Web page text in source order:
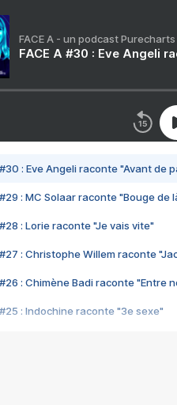
FACE A - un podcast Purecharts
FACE A #30 : Eve Angeli
#30 : Eve Angeli raconte "Avant de
#29 : MC Solaar raconte "Bouge de
#28 : Lorie raconte "Je vais vite"
#27 : Christophe Willem raconte
#26 : Chimène Badi raconte "Entre
#25 : Indochine raconte "3e sexe"